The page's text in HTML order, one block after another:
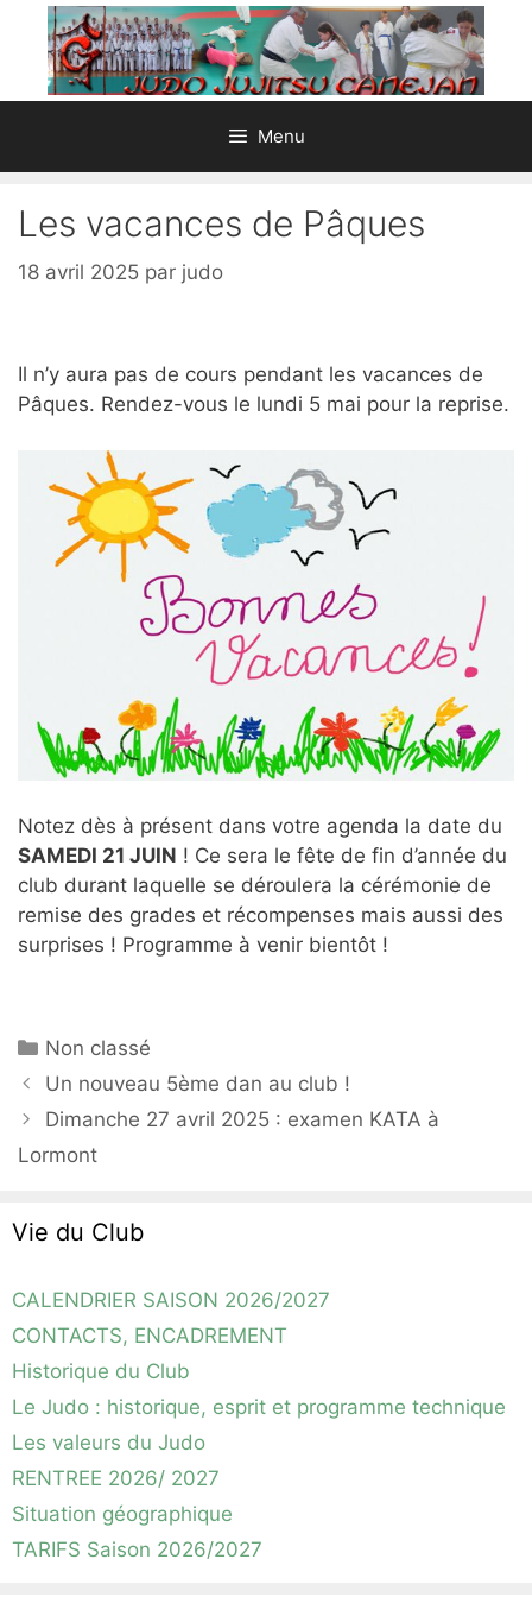
contenu
Menu
Les vacances de Pâques
18 avril 2025 par judo
Il n’y aura pas de cours pendant les vacances de
Pâques. Rendez-vous le lundi 5 mai pour la reprise.
Notez dès à présent dans votre agenda la date du
SAMEDI 21 JUIN ! Ce sera le fête de fin d’année du
club durant laquelle se déroulera la cérémonie de
remise des grades et récompenses mais aussi des
surprises ! Programme à venir bientôt !
Catégories
Non classé
Un nouveau 5ème dan au club !
Dimanche 27 avril 2025 : examen KATA à
Lormont
Vie du Club
CALENDRIER SAISON 2026/2027
CONTACTS, ENCADREMENT
Historique du Club
Le Judo : historique, esprit et programme technique
Les valeurs du Judo
RENTREE 2026/ 2027
Situation géographique
TARIFS Saison 2026/2027